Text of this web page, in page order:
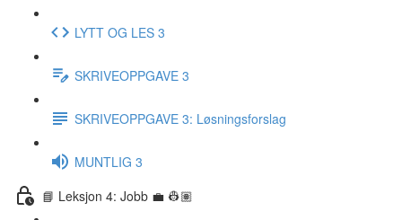
LYTT OG LES 3
SKRIVEOPPGAVE 3
SKRIVEOPPGAVE 3: Løsningsforslag
MUNTLIG 3
📘 Leksjon 4: Jobb 💼 👷🏽